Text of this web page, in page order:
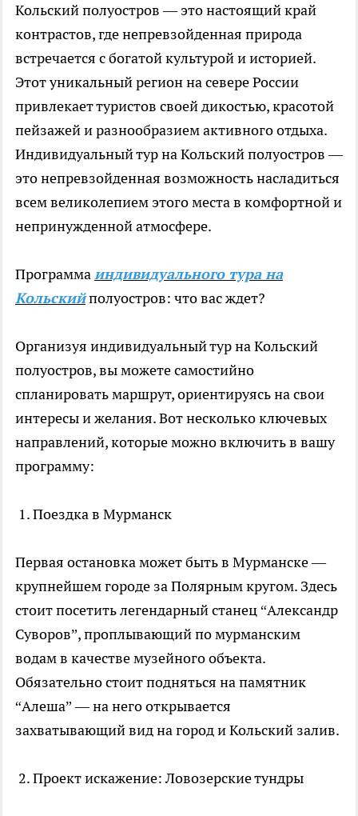
Кольский полуостров — это настоящий край
контрастов, где непревзойденная природа
встречается с богатой культурой и историей.
Этот уникальный регион на севере России
привлекает туристов своей дикостью, красотой
пейзажей и разнообразием активного отдыха.
Индивидуальный тур на Кольский полуостров —
это непревзойденная возможность насладиться
всем великолепием этого места в комфортной и
непринужденной атмосфере.
Программаиндивидуального тура на
Кольскийполуостров: что вас ждет?
Организуя индивидуальный тур на Кольский
полуостров, вы можете самостийно
спланировать маршрут, ориентируясь на свои
интересы и желания. Вот несколько ключевых
направлений, которые можно включить в вашу
программу:
1. Поездка в Мурманск
Первая остановка может быть в Мурманске —
крупнейшем городе за Полярным кругом. Здесь
стоит посетить легендарный станец “Александр
Суворов”, проплывающий по мурманским
водам в качестве музейного объекта.
Обязательно стоит подняться на памятник
“Алеша” — на него открывается
захватывающий вид на город и Кольский залив.
2. Проект искажение: Ловозерские тундры